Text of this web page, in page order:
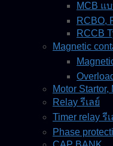
MCB แ
RCBO,
RCCB
Magnetic
Motor Startor,
Relay รีเลย์
Timer relay รี
Phase